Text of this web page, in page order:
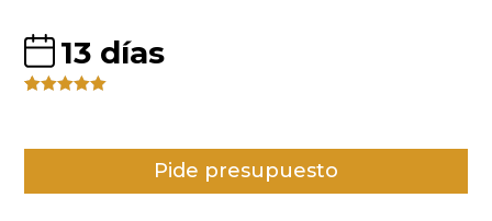
13 días
en
clientes
Pide presupuesto